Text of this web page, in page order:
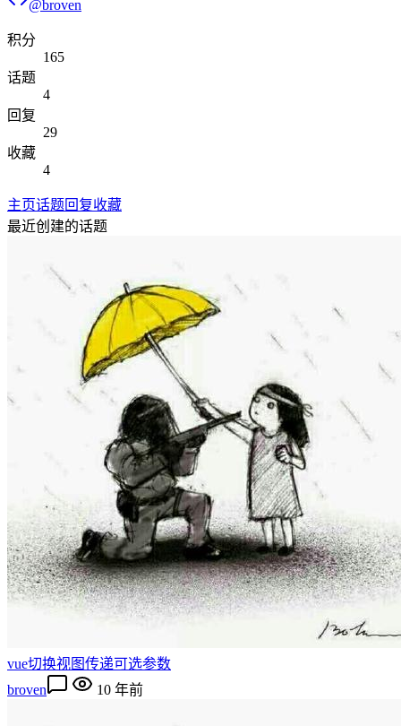
@broven
积分
165
话题
4
回复
29
收藏
4
主页话题回复收藏
最近创建的话题
vue切换视图传递可选参数
broven
10 年前